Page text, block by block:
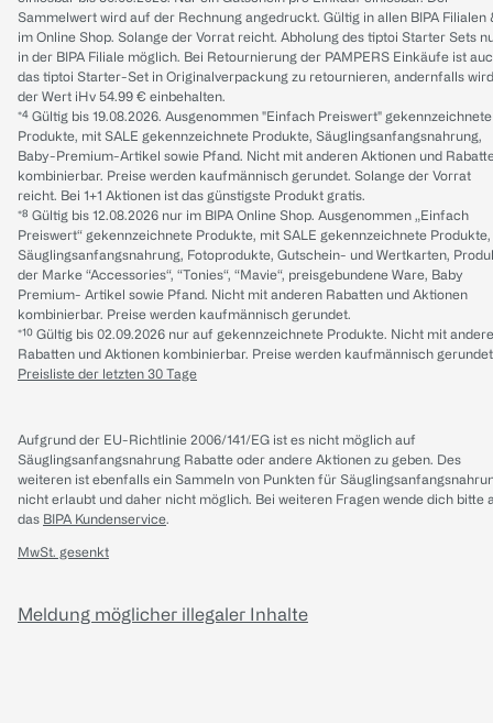
Sammelwert wird auf der Rechnung angedruckt. Gültig in allen BIPA Filialen
im Online Shop. Solange der Vorrat reicht. Abholung des tiptoi Starter Sets
in der BIPA Filiale möglich. Bei Retournierung der PAMPERS Einkäufe ist
das tiptoi Starter-Set in Originalverpackung zu retournieren, andernfalls wird
der Wert iHv 54.99 € einbehalten.
*⁴ Gültig bis 19.08.2026. Ausgenommen "Einfach Preiswert" gekennzeichnete
Produkte, mit SALE gekennzeichnete Produkte, Säuglingsanfangsnahrung,
Baby-Premium-Artikel sowie Pfand. Nicht mit anderen Aktionen und
kombinierbar. Preise werden kaufmännisch gerundet. Solange der Vorrat
reicht. Bei 1+1 Aktionen ist das günstigste Produkt gratis.
*⁸ Gültig bis 12.08.2026 nur im BIPA Online Shop. Ausgenommen „Einfach
Preiswert“ gekennzeichnete Produkte, mit SALE gekennzeichnete Produkte,
Säuglingsanfangsnahrung, Fotoprodukte, Gutschein- und Wertkarten,
der Marke “Accessories“, “Tonies“, “Mavie“, preisgebundene Ware, Baby
Premium- Artikel sowie Pfand. Nicht mit anderen Rabatten und Aktionen
kombinierbar. Preise werden kaufmännisch gerundet.
*¹⁰ Gültig bis 02.09.2026 nur auf gekennzeichnete Produkte. Nicht mit
Rabatten und Aktionen kombinierbar. Preise werden kaufmännisch
Preisliste der letzten 30 Tage
Aufgrund der EU-Richtlinie 2006/141/EG ist es nicht möglich auf
Säuglingsanfangsnahrung Rabatte oder andere Aktionen zu geben. Des
weiteren ist ebenfalls ein Sammeln von Punkten für
nicht erlaubt und daher nicht möglich. Bei weiteren Fragen wende dich bitte
das BIPA Kundenservice.
MwSt. gesenkt
Meldung möglicher illegaler Inhalte